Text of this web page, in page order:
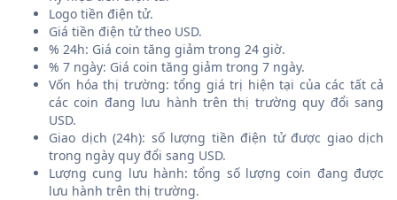
Logo tiền điện tử.
Giá tiền điện tử theo USD.
% 24h: Giá coin tăng giảm trong 24 giờ.
% 7 ngày: Giá coin tăng giảm trong 7 ngày.
Vốn hóa thị trường: tổng giá trị hiện tại của các tất cả
các coin đang lưu hành trên thị trường quy đổi sang
USD.
Giao dịch (24h): số lượng tiền điện tử được giao dịch
trong ngày quy đổi sang USD.
Lượng cung lưu hành: tổng số lượng coin đang được
lưu hành trên thị trường.